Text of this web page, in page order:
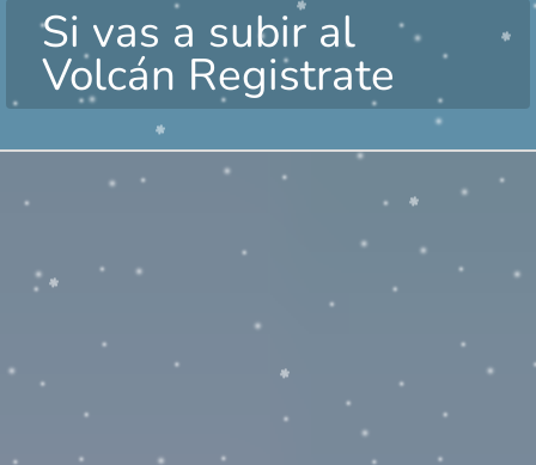
Si vas a subir al
Volcán Registrate